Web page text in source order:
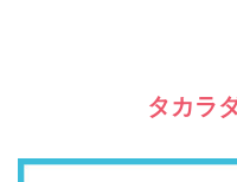
タカラ